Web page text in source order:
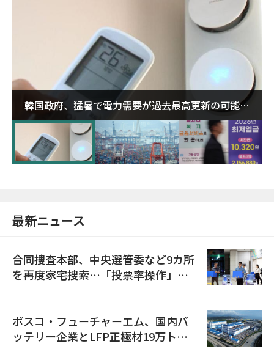
韓国政府、猛暑で電力需要が過去最高更新の可能性
に需給対応体制を点検
最新ニュース
合同捜査本部、中央選管委など9カ所
を再度家宅捜索…「投票率操作」の
ポスコ・フューチャーエム、国内バ
ッテリー企業とLFP正極材19万トン